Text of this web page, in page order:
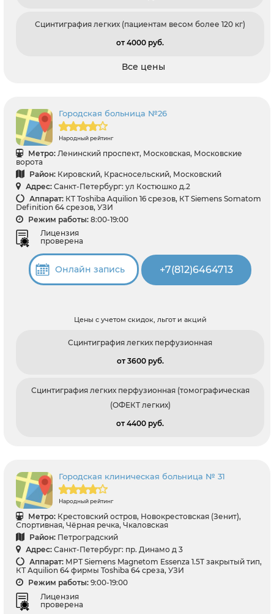
Сцинтиграфия легких (пациентам весом более 120 кг)
от 4000 pуб.
Все цены
Городская больница №26
Народный рейтинг
Метро: Ленинский проспект, Московская, Московские
ворота
Район: Кировский, Красносельский, Московский
Адрес: Санкт-Петербург: ул Костюшко д.2
Аппарат: КТ Toshiba Aquilion 16 срезов, КТ Siemens Somatom
Definition 64 срезов, УЗИ
Режим работы: 8:00-19:00
Лицензия
проверена
Онлайн запись +7(812)6464713
Цены с учетом скидок, льгот и акций
Сцинтиграфия легких перфузионная
от 3600 pуб.
Сцинтиграфия легких перфузионная (томографическая
(ОФЕКТ легких)
от 4400 pуб.
Городская клиническая больница № 31
Народный рейтинг
Метро: Крестовский остров, Новокрестовская (Зенит),
Спортивная, Чёрная речка, Чкаловская
Район: Петроградский
Адрес: Санкт-Петербург: пр. Динамо д 3
Аппарат: МРТ Siemens Magnetom Essenza 1.5T закрытый тип,
КТ Aquilion 64 фирмы Toshiba 64 среза, УЗИ
Режим работы: 9:00-19:00
Лицензия
проверена